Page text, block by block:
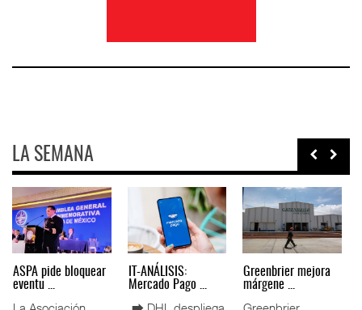
LA SEMANA
Miguel Ángel Bres
encabez ...
IT-ANÁLISIS: Puerto
Lázar ...
La ATTRAPI licita
red de ...